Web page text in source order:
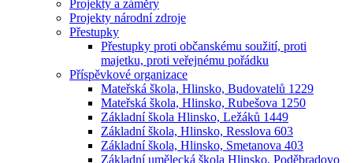
Projekty a záměry
Projekty národní zdroje
Přestupky
Přestupky proti občanskému soužití, proti
majetku, proti veřejnému pořádku
Příspěvkové organizace
Mateřská škola, Hlinsko, Budovatelů 1229
Mateřská škola, Hlinsko, Rubešova 1250
Základní škola Hlinsko, Ležáků 1449
Základní škola, Hlinsko, Resslova 603
Základní škola, Hlinsko, Smetanova 403
Základní umělecká škola Hlinsko, Poděbradovo